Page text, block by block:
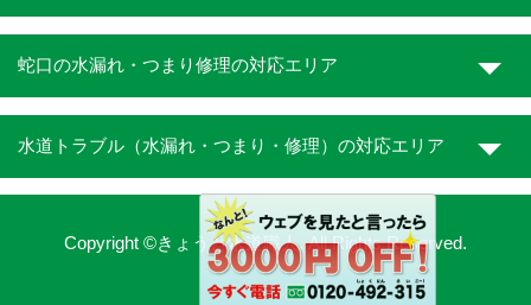
蛇口の水漏れ・つまり修理の対応エリア
水道トラブル（水漏れ・つまり・修理）の対応エリア
Copyright ©きょうと水道職人. All Rights Reserved.